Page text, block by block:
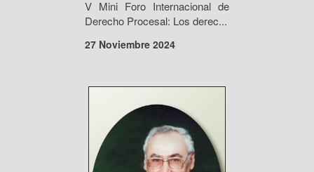
V Mini Foro Internacional de
Derecho Procesal: Los derec...
27 Noviembre 2024